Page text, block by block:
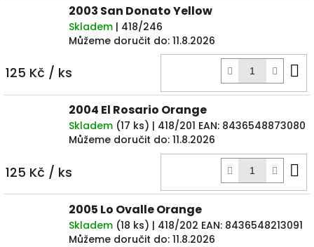
2003 San Donato Yellow
Skladem | 418/246
Můžeme doručit do: 11.8.2026
125 Kč / ks
2004 El Rosario Orange
Skladem (17 ks) | 418/201 EAN: 8436548873080
Můžeme doručit do: 11.8.2026
125 Kč / ks
2005 Lo Ovalle Orange
Skladem (18 ks) | 418/202 EAN: 8436548213091
Můžeme doručit do: 11.8.2026